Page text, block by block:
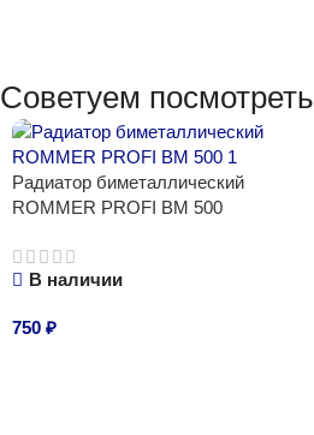
Советуем посмотреть
Радиатор биметаллический
ROMMER PROFI BM 500
В наличии
750 ₽